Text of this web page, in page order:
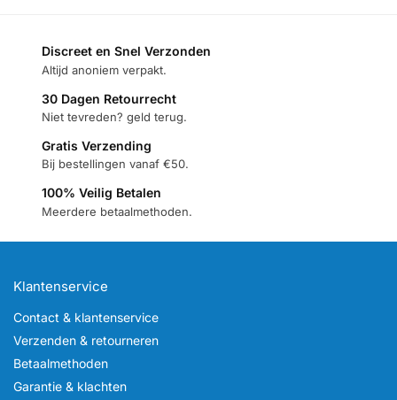
Discreet en Snel Verzonden
Altijd anoniem verpakt.
30 Dagen Retourrecht
Niet tevreden? geld terug.
Gratis Verzending
Bij bestellingen vanaf €50.
100% Veilig Betalen
Meerdere betaalmethoden.
Klantenservice
Contact & klantenservice
Verzenden & retourneren
Betaalmethoden
Garantie & klachten